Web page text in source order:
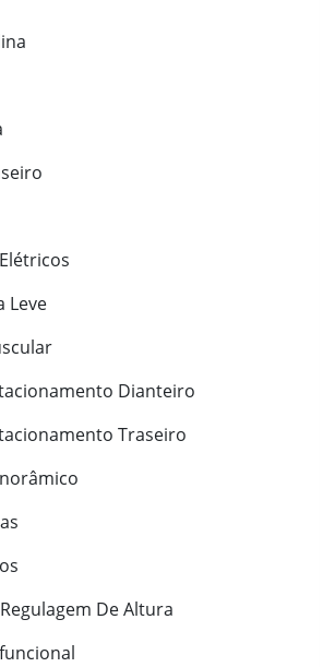
Leve
Dianteiro
Traseiro
De Altura